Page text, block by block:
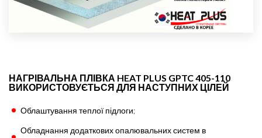
НАГРІВАЛЬНА ПЛІВКА HEAT PLUS GPTC 405-110
ВИКОРИСТОВУЄТЬСЯ ДЛЯ НАСТУПНИХ ЦІЛЕЙ
Облаштування теплої підлоги;
Обладнання додаткових опалювальних систем в